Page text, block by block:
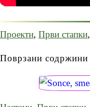
Проекти, Први стапки,
Поврзани содржини